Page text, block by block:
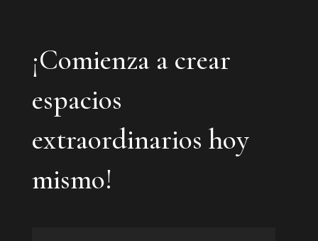
¡Comienza a crear
espacios
extraordinarios hoy
mismo!